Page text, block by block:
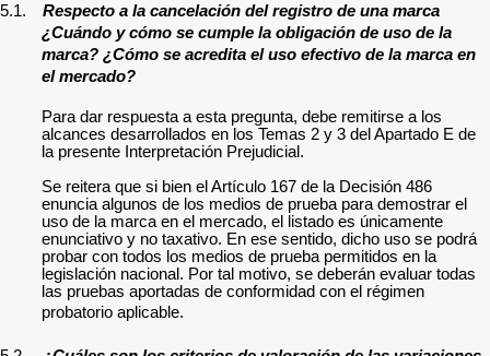
5.1.
Respecto a la cancelación del registro de una marca
¿Cuándo y cómo se cumple la obligación de uso de la
marca? ¿Cómo se acredita el uso efectivo de la marca en
el mercado?
Para dar respuesta a esta pregunta, debe remitirse a los
alcances desarrollados en los Temas 2 y 3 del Apartado E de
la presente Interpretación Prejudicial.
Se reitera que si bien el Artículo 167 de la Decisión 486
enuncia algunos de los medios de prueba para demostrar el
uso de la marca en el mercado, el listado es únicamente
enunciativo y no taxativo. En ese sentido, dicho uso se podrá
probar con todos los medios de prueba permitidos en la
legislación nacional. Por tal motivo, se deberán evaluar todas
las pruebas aportadas de conformidad con el régimen
probatorio aplicable.